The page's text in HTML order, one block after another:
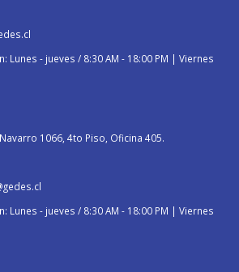
Lunes - jueves / 8:30 AM - 18:00 PM | Viernes
1066, 4to Piso, Oficina 405.
Lunes - jueves / 8:30 AM - 18:00 PM | Viernes